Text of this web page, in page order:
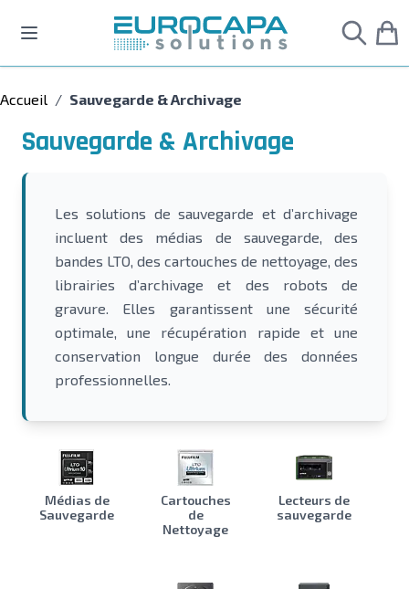
Accueil / Sauvegarde & Archivage
Sauvegarde & Archivage
Les solutions de sauvegarde et d’archivage
incluent des médias de sauvegarde, des
bandes LTO, des cartouches de nettoyage, des
librairies d’archivage et des robots de
gravure. Elles garantissent une sécurité
optimale, une récupération rapide et une
conservation longue durée des données
professionnelles.
Médias de
Sauvegarde
Cartouches
de
Nettoyage
Lecteurs de
sauvegarde